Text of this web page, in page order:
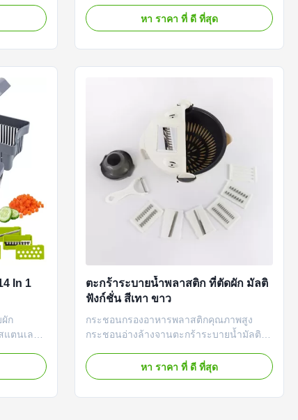
เป็นการ
ข้อมูล
เครื่องตัดสับผักของเราที่มีความจุขนาดใหญ่
หั่นฝอย ตัดดอกไม้ หั่น บด และฟังก์ชั่นอื่นๆ
หา ราคา ที่ ดี ที่สุด
In 1
ผัก
ตนเลส
องเรามี
อ ฝาปิด
ตะกร้าระบายน้ำพลาสติก ที่ตัดผัก มัลติ
ฟังก์ชั่น สีเทา ขาว
กระชอนกรองอาหารพลาสติกคุณภาพสูง
กระชอนอ่างล้างจานตะกร้าระบายน้ำมัลติฟัง
สถานที่กำเนิด จีน จังหวัด เจ้อเจียง ชื่อ
แบรนด์ ซันซิล หมายเลขรุ่น BZSY-02 ขนาด
หา ราคา ที่ ดี ที่สุด